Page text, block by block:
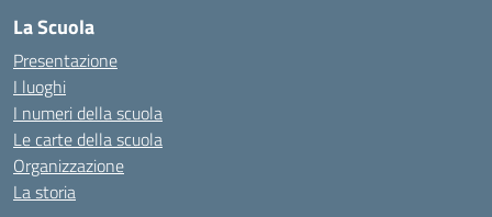
La Scuola
Presentazione
I luoghi
I numeri della scuola
Le carte della scuola
Organizzazione
La storia